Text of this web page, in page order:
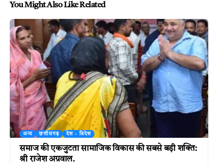
You Might Also Like Related
अन्य छत्तीसगढ़ देश - विदेश
समाज की एकजुटता सामाजिक विकास की सबसे बड़ी शक्ति:
श्री राजेश अग्रवाल.